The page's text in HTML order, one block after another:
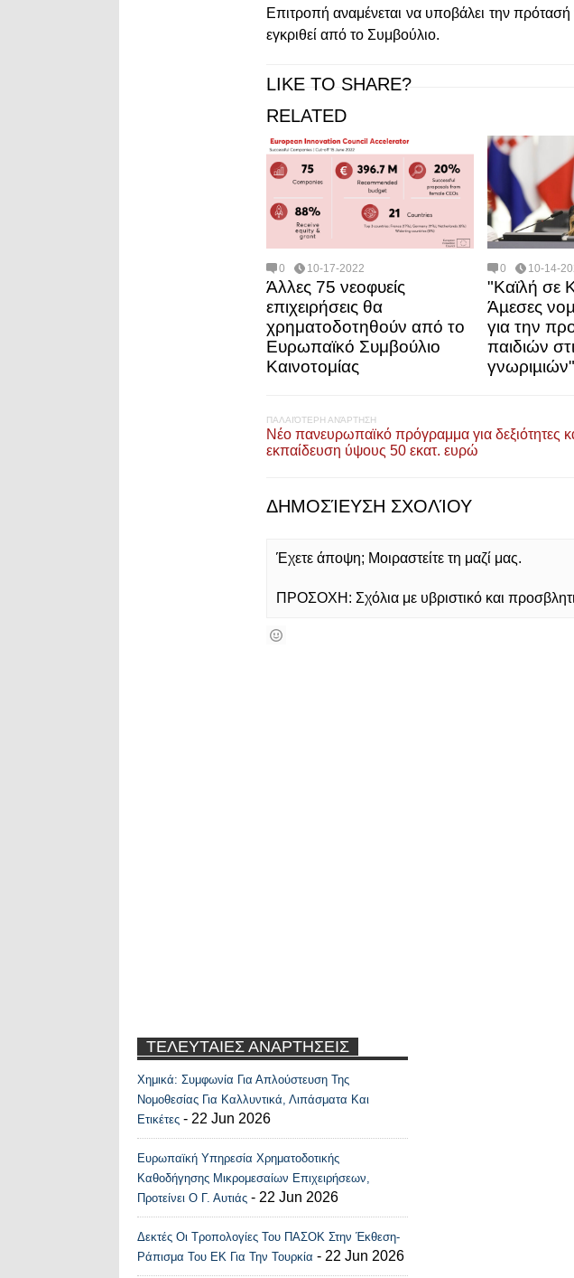
Επιτροπή αναμένεται να υποβάλει την
εγκριθεί από το Συμβούλιο.
LIKE TO SHARE?
RELATED
0 10-17-2022
Άλλες 75 νεοφυείς
επιχειρήσεις θα
χρηματοδοτηθούν από το
Ευρωπαϊκό Συμβούλιο
Καινοτομίας
0 10-14-
"Καϊλή σε
Άµεσες
για την
παιδιών
γνωριµιών"
ΠΑΛΑΙΌΤΕΡΗ ΑΝΆΡΤΗΣΗ
Νέο πανευρωπαϊκό πρόγραμμα για δεξιότητες
εκπαίδευση ύψους 50 εκατ. ευρώ
ΔΗΜΟΣΊΕΥΣΗ ΣΧΟΛΊΟΥ
Έχετε άποψη; Μοιραστείτε τη μαζί μας.
ΠΡΟΣΟΧΗ: Σχόλια με υβριστικό και
ΤΕΛΕΥΤΑΙΕΣ ΑΝΑΡΤΗΣΕΙΣ
Recent Posts Widget
Χημικά: Συμφωνία Για Απλούστευση Της
Νομοθεσίας Για Καλλυντικά, Λιπάσματα Και
Ετικέτες - 22 Jun 2026
Ευρωπαϊκή Υπηρεσία Χρηματοδοτικής
Καθοδήγησης Μικρομεσαίων Επιχειρήσεων,
Προτείνει Ο Γ. Αυτιάς - 22 Jun 2026
Δεκτές Οι Τροπολογίες Του ΠΑΣΟΚ Στην Έκθεση-
Ράπισμα Του ΕΚ Για Την Τουρκία - 22 Jun 2026